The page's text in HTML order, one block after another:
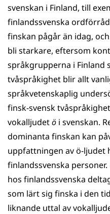
svenskan i Finland, till
finlandssvenska
finskan pågår än idag,
bli starkare, eftersom
språkgrupperna i Finland
tvåspråkighet blir allt
språkvetenskaplig
finsk-svensk
vokalljudetö i svenskan.
dominanta finskan kan
uppfattningen av ö-ljudet
finlandssvenska
hos finlandssvenska
som lärt sig finska i den
liknande uttal av